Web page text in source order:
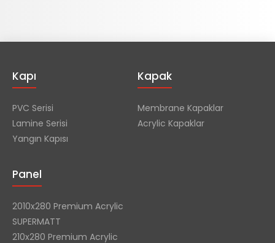
Kapı
PVC Serisi
Lamine Serisi
Yangın Kapısı
Kapak
Membrane Kapaklar
Acrylic Kapaklar
Panel
2010x280 Premium Acrylic
SUPERMATT
210x280 Premium Acrylic